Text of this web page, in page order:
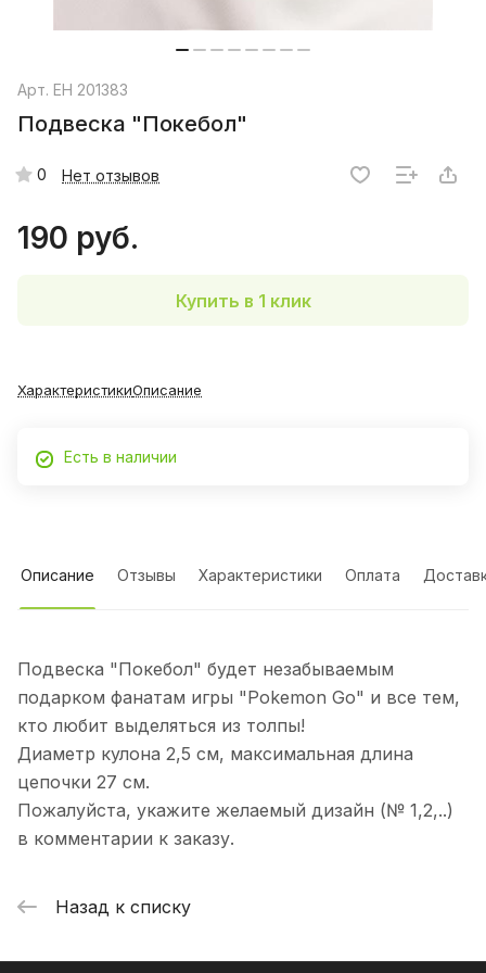
Арт. EH 201383
Подвеска "Покебол"
0 Нет отзывов
190 руб.
Купить в 1 клик
ХарактеристикиОписание
Есть в наличии
Описание Отзывы Характеристики Оплата
Подвеска "Покебол" будет незабываемым
подарком фанатам игры "Pokemon Go" и все тем,
кто любит выделяться из толпы!
Диаметр кулона 2,5 см, максимальная длина
цепочки 27 см.
Пожалуйста, укажите желаемый дизайн (№ 1,2,..)
в комментарии к заказу.
Назад к списку